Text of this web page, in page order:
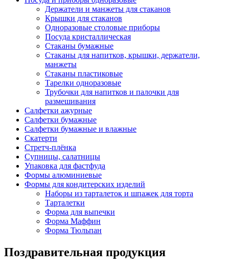
Держатели и манжеты для стаканов
Крышки для стаканов
Одноразовые столовые приборы
Посуда кристаллическая
Стаканы бумажные
Стаканы для напитков, крышки, держатели,
манжеты
Стаканы пластиковые
Тарелки одноразовые
Трубочки для напитков и палочки для
размешивания
Салфетки ажурные
Салфетки бумажные
Салфетки бумажные и влажные
Скатерти
Стретч-плёнка
Супницы, салатницы
Упаковка для фастфуда
Формы алюминиевые
Формы для кондитерских изделий
Наборы из тарталеток и шпажек для торта
Тарталетки
Форма для выпечки
Форма Маффин
Форма Тюльпан
Поздравительная продукция